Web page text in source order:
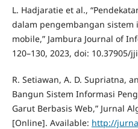
L. Hadjaratie et al.,
dalam pengembangan sistem
mobile,” Jambura Journal of
120–130, 2023, doi: 10.37905/
R. Setiawan, A. D. Supriatna,
Bangun Sistem Informasi
Garut Berbasis Web,” Jurnal
[Online]. Available: http://